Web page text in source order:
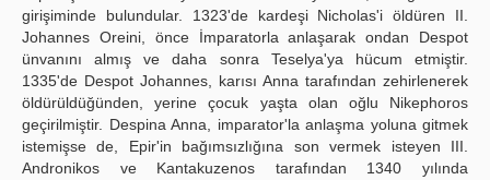
girişiminde bulundular. 1323'de kardeşi Nicholas'i öldüren II.
Johannes Oreini, önce İmparatorla anlaşarak ondan Despot
ünvanını almış ve daha sonra Teselya'ya hücum etmiştir.
1335'de Despot Johannes, karısı Anna tarafından zehirlenerek
öldürüldüğünden, yerine çocuk yaşta olan oğlu Nikephoros
geçirilmiştir. Despina Anna, imparator'la anlaşma yoluna gitmek
istemişse de, Epir'in bağımsızlığına son vermek isteyen III.
Andronikos ve Kantakuzenos tarafından 1340 yılında